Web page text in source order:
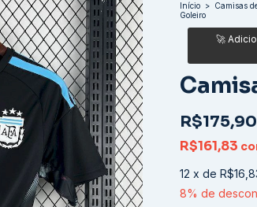
Início > Camisas
Goleiro
R$175,90
R$161,83
12 x de
8% de